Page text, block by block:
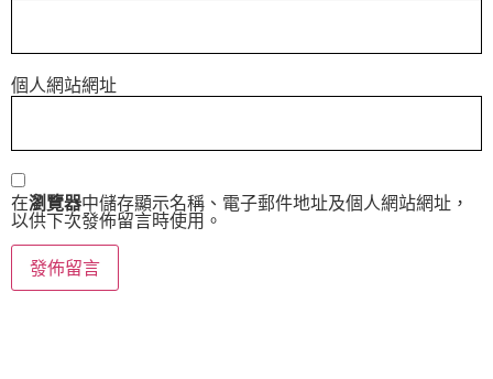
個人網站網址
在瀏覽器中儲存顯示名稱、電子郵件地址及個人網站網址，
以供下次發佈留言時使用。